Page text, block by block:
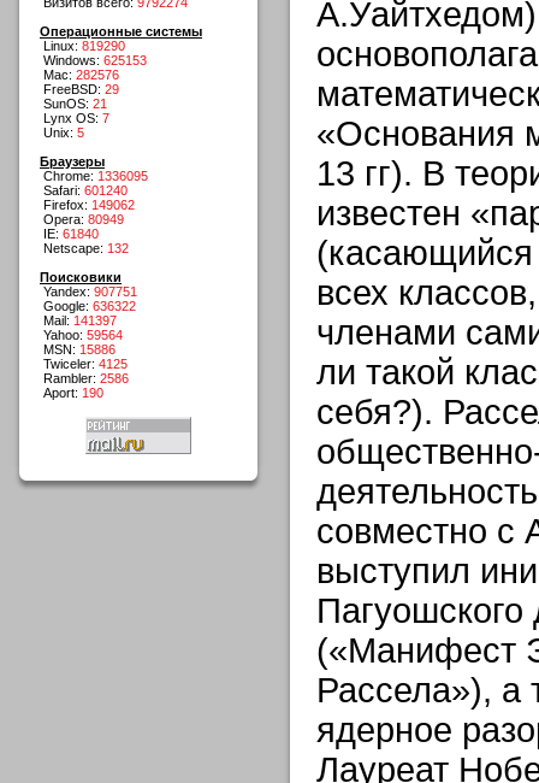
Операционные системы
Linux: 819290
Windows: 625153
Mac: 282576
FreeBSD: 29
SunOS: 21
Lynx OS: 7
Unix: 5
Браузеры
Chrome: 1336095
Safari: 601240
Firefox: 149062
Opera: 80949
IE: 61840
Netscape: 132
Поисковики
Yandex: 907751
Google: 636322
Mail: 141397
Yahoo: 59564
MSN: 15886
Twiceler: 4125
Rambler: 2586
Aport: 190
А.Уайтхедом)
«Основания
13 гг). В
известен
(касающийся
всех
членами
ли такой
себя?).
совместно с
выступил
(«Манифест
Рассела»), а
ядерное
Лауреат